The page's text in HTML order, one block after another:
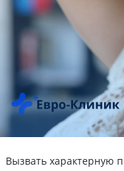
Вызвать характерную